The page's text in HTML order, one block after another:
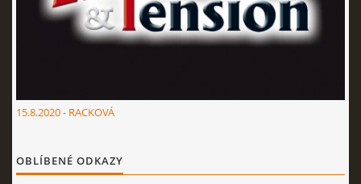
15.8.2020 - RACKOVÁ
OBLÍBENÉ ODKAZY